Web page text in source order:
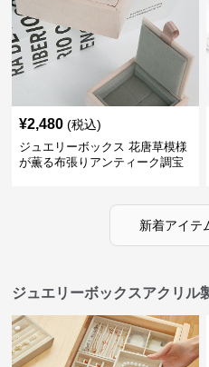
¥2,480 (税込)
ジュエリーボックス 花唐草模様
が薫る布張りアンティーク調宝
新着アイテ
ジュエリーボックスアクリル